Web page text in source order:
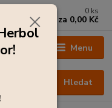
Menu
Hledat
0 ks
za 0,00 Kč